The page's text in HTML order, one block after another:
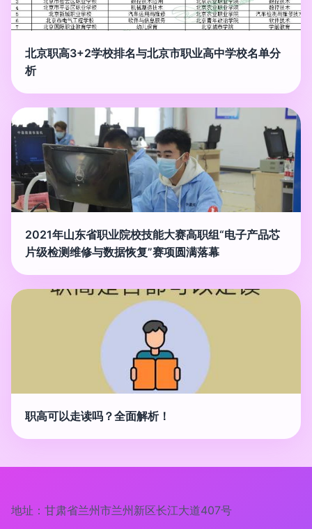
北京职高3+2学校排名与北京市职业高中学校名单分
析
2021年山东省职业院校技能大赛高职组“电子产品芯
片级检测维修与数据恢复”赛项圆满落幕
职高可以走读吗？全面解析！
地址：甘肃省兰州市兰州新区长江大道407号